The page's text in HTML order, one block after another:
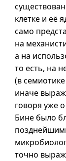
клетке и её
само
на
а на
то есть, на
(в
иначе
говоря уже
Бине было
точно